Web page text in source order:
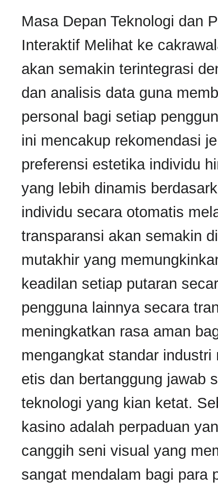
Masa Depan Teknologi dan
Interaktif Melihat ke
akan semakin terintegrasi
dan analisis data guna
personal bagi setiap
ini mencakup rekomendasi
preferensi estetika individu
yang lebih dinamis
individu secara otomatis
transparansi akan semakin
mutakhir yang
keadilan setiap putaran
pengguna lainnya secara
meningkatkan rasa aman
mengangkat standar
etis dan bertanggung jawab
teknologi yang kian ketat.
kasino adalah perpaduan
canggih seni visual yang
sangat mendalam bagi para